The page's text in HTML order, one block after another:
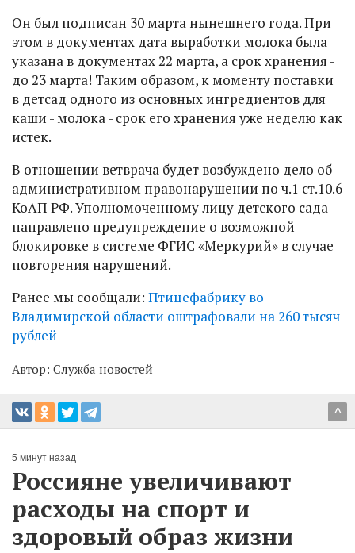
Он был подписан 30 марта нынешнего года. При
этом в документах дата выработки молока была
указана в документах 22 марта, а срок хранения -
до 23 марта! Таким образом, к моменту поставки
в детсад одного из основных ингредиентов для
каши - молока - срок его хранения уже неделю как
истек.
В отношении ветврача будет возбуждено дело об
административном правонарушении по ч.1 ст.10.6
КоАП РФ. Уполномоченному лицу детского сада
направлено предупреждение о возможной
блокировке в системе ФГИС «Меркурий» в случае
повторения нарушений.
Ранее мы сообщали: Птицефабрику во
Владимирской области оштрафовали на 260 тысяч
рублей
Автор: Служба новостей
^
5 минут назад
Россияне увеличивают
расходы на спорт и
здоровый образ жизни